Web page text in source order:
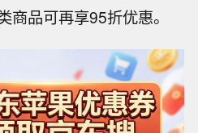
商品可再享95折优惠。